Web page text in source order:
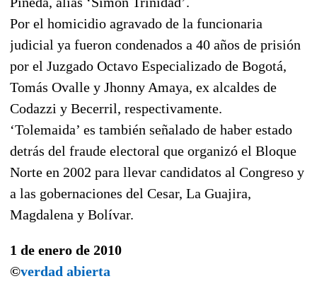
Por el homicidio agravado de la funcionaria
judicial ya fueron condenados a 40 años de prisión
por el Juzgado Octavo Especializado de Bogotá,
Tomás Ovalle y Jhonny Amaya, ex alcaldes de
Codazzi y Becerril, respectivamente.
‘Tolemaida’ es también señalado de haber estado
detrás del fraude electoral que organizó el Bloque
Norte en 2002 para llevar candidatos al Congreso y
a las gobernaciones del Cesar, La Guajira,
Magdalena y Bolívar.
1 de enero de 2010
©verdad abierta